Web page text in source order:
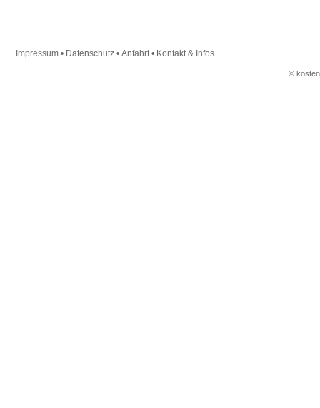
Impressum • Datenschutz • Anfahrt• Kontakt & Infos
©